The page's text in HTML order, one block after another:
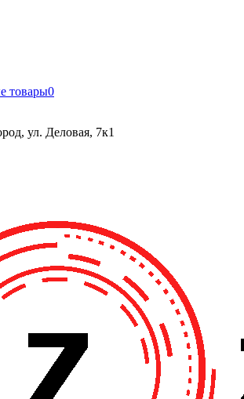
товары0
ул. Деловая, 7к1